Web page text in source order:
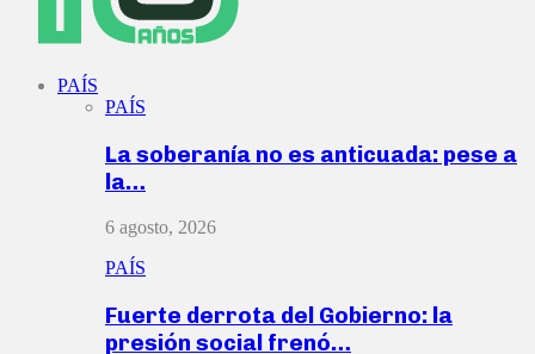
PAÍS
PAÍS
La soberanía no es anticuada: pese a
la…
6 agosto, 2026
PAÍS
Fuerte derrota del Gobierno: la
presión social frenó…